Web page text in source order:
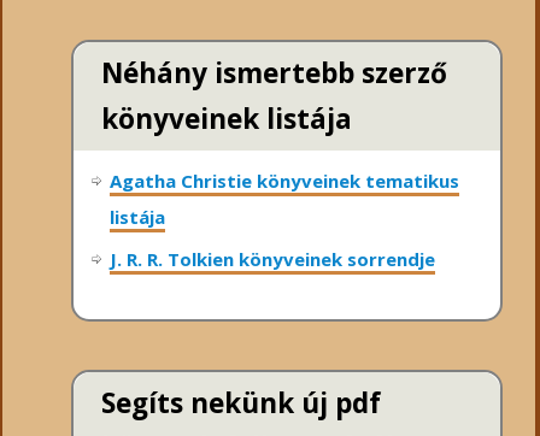
Néhány ismertebb szerző
könyveinek listája
Agatha Christie könyveinek tematikus
listája
J. R. R. Tolkien könyveinek sorrendje
Segíts nekünk új pdf